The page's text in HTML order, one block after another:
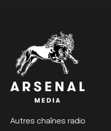
Autres chaînes radio